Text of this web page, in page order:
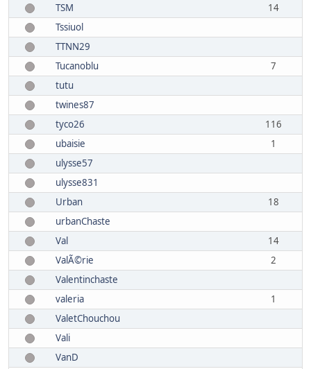
TSM
14
Tssiuol
TTNN29
Tucanoblu
7
tutu
twines87
tyco26
116
ubaisie
1
ulysse57
ulysse831
Urban
18
urbanChaste
Val
14
ValÃ©rie
2
Valentinchaste
valeria
1
ValetChouchou
Vali
VanD